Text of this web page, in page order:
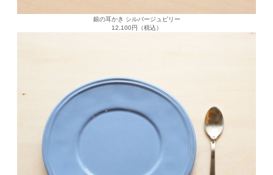
銀の耳かき シルバージュビリー
12,100円（税込）